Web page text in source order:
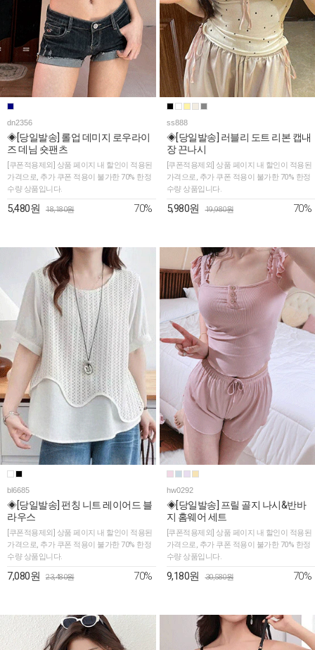
dn2356
◈[당일발송] 롤업 데미지 로우라이
즈 데님 숏팬츠
[쿠폰적용제외] 상품 페이지 내 할인이 적용된
가격으로, 추가 쿠폰 적용이 불가한 70% 한정
수량 상품입니다.
5,480원 18,180원 70%
ss888
◈[당일발송] 러블리 도트 리본 캡내
장 끈나시
[쿠폰적용제외] 상품 페이지 내 할인이 적용된
가격으로, 추가 쿠폰 적용이 불가한 70% 한정
수량 상품입니다.
5,980원 19,980원 70%
bl6685
◈[당일발송] 펀칭 니트 레이어드 블
라우스
[쿠폰적용제외] 상품 페이지 내 할인이 적용된
가격으로, 추가 쿠폰 적용이 불가한 70% 한정
수량 상품입니다.
7,080원 23,480원 70%
hw0292
◈[당일발송] 프릴 골지 나시&반바
지 홈웨어 세트
[쿠폰적용제외] 상품 페이지 내 할인이 적용된
가격으로, 추가 쿠폰 적용이 불가한 70% 한정
수량 상품입니다.
9,180원 30,580원 70%